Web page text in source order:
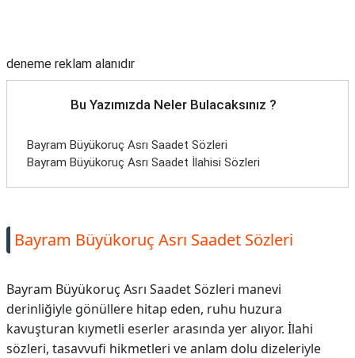
Ulaşın
deneme reklam alanıdır
Bu Yazımızda Neler Bulacaksınız ?
Bayram Büyükoruç Asrı Saadet Sözleri
Bayram Büyükoruç Asrı Saadet İlahisi Sözleri
Bayram Büyükoruç Asrı Saadet Sözleri
Bayram Büyükoruç Asrı Saadet Sözleri manevi
derinliğiyle gönüllere hitap eden, ruhu huzura
kavuşturan kıymetli eserler arasında yer alıyor. İlahi
sözleri, tasavvufi hikmetleri ve anlam dolu dizeleriyle